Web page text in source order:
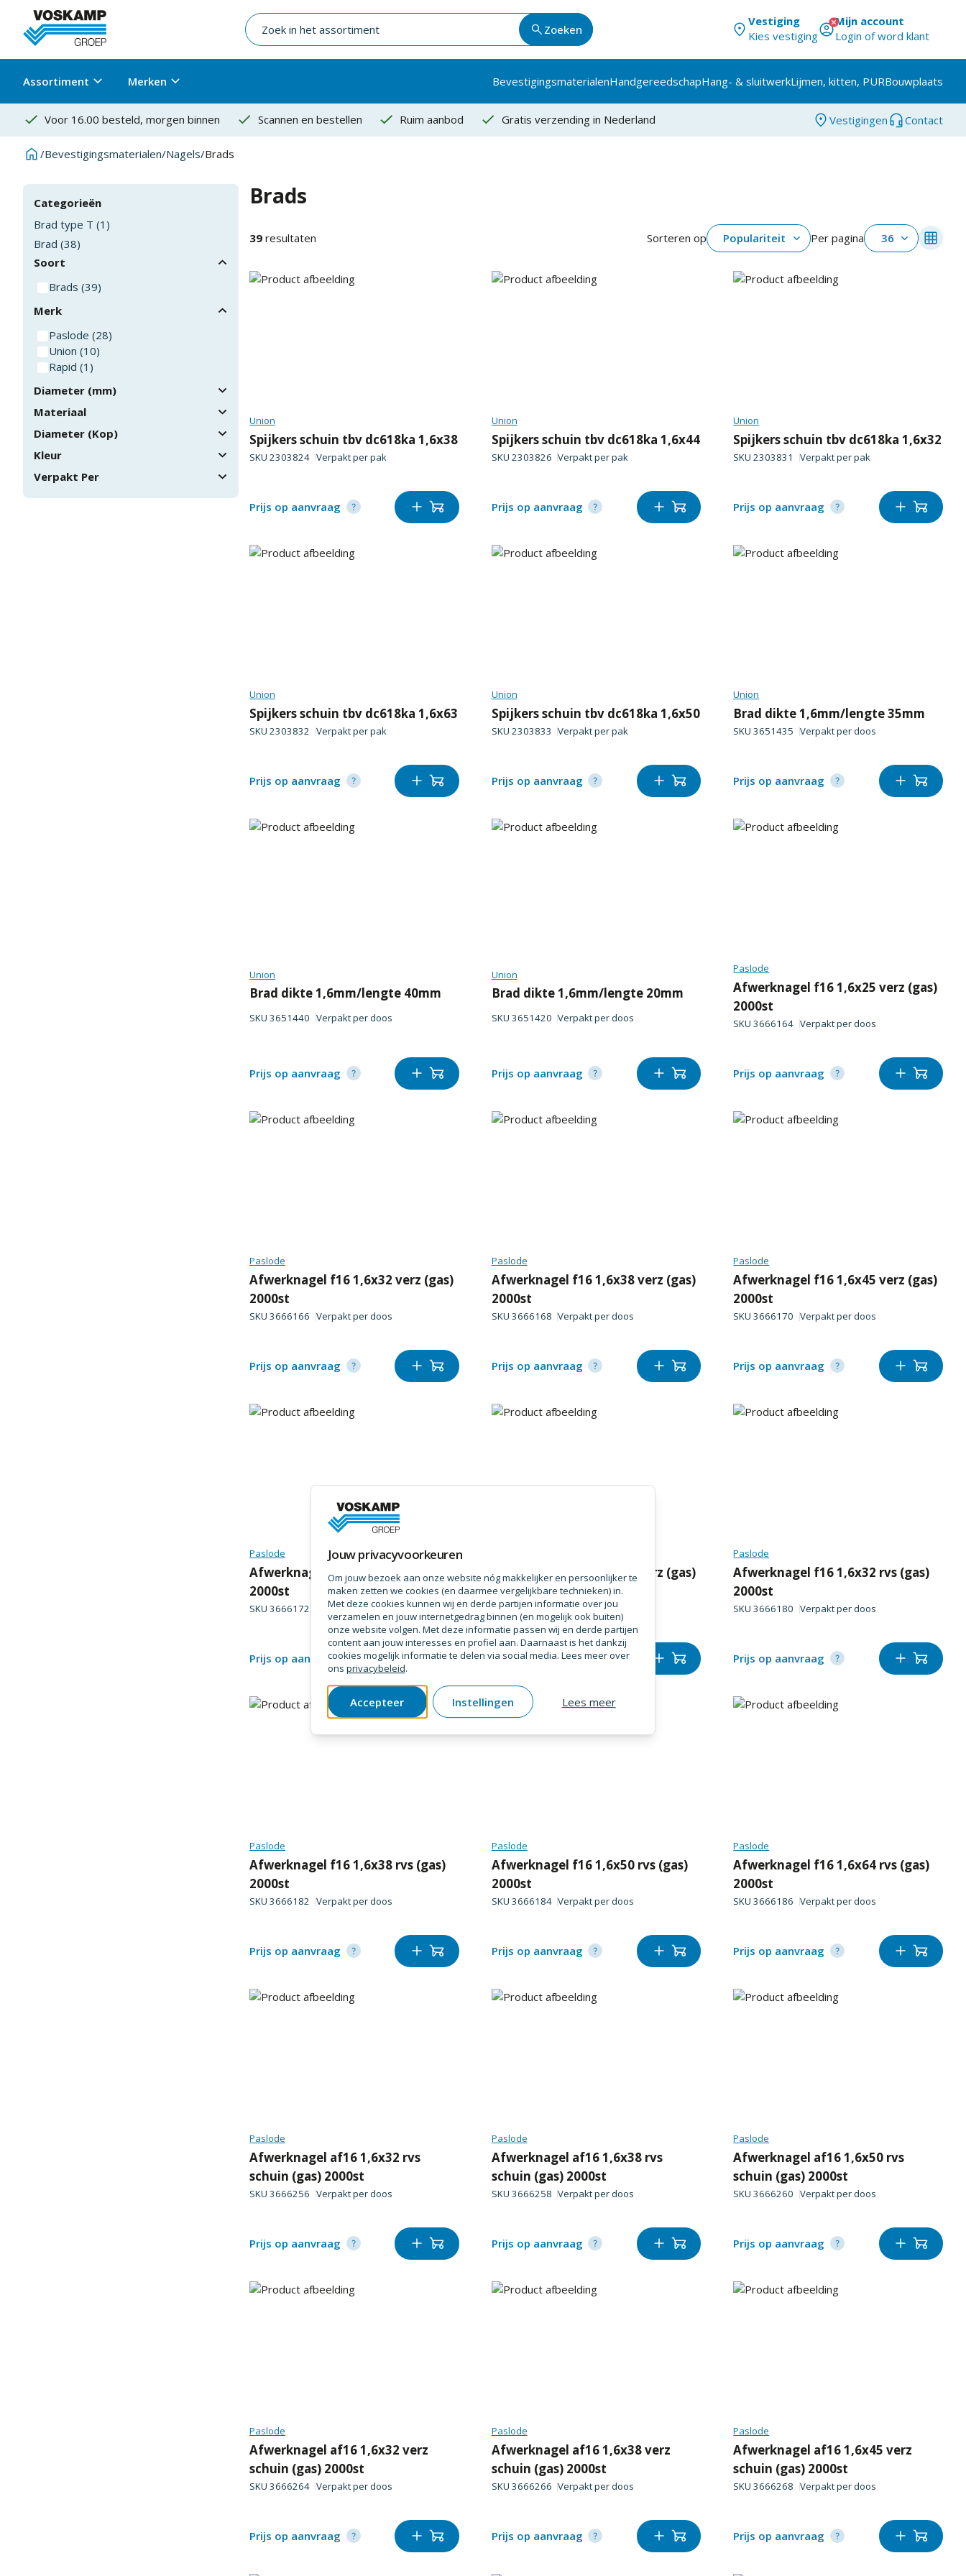
Zoeken
Vestiging
Kies vestiging
Mijn account
Login of word klant
Assortiment Merken BevestigingsmaterialenHandgereedschapHang- & sluitwerkLijmen, kitten, PURBouwplaats
Voor 16.00 besteld, morgen binnen Scannen en bestellen Ruim aanbod Gratis verzending in Nederland Vestigingen Contact
/Bevestigingsmaterialen/Nagels/Brads
Categorieën
Brad type T (1 )
Brad (38)
Soort
Brads (39)
Merk
Paslode (28)
Union (10)
Rapid (1 )
Diameter (mm)
Materiaal
Diameter (Kop)
Kleur
Verpakt Per
Brads
39 resultaten Sorteren op Populariteit Per pagina 36
Union
Spijkers schuin tbv dc618ka 1,6x38
SKU 2303824 Verpakt perpak
Prijs op aanvraag
Union
Spijkers schuin tbv dc618ka 1,6x44
SKU 2303826 Verpakt perpak
Prijs op aanvraag
Union
Spijkers schuin tbv dc618ka 1,6x32
SKU2303831 Verpakt perpak
Prijs op aanvraag
Union
Spijkers schuin tbv dc618ka 1,6x63
SKU 2303832 Verpakt perpak
Prijs op aanvraag
Union
Spijkers schuin tbv dc618ka 1,6x50
SKU 2303833 Verpakt perpak
Prijs op aanvraag
Union
Brad dikte 1,6mm/lengte 35mm
SKU3651435 Verpakt perdoos
Prijs op aanvraag
Union
Brad dikte 1,6mm/lengte 40mm
SKU 3651440 Verpakt perdoos
Prijs op aanvraag
Union
Brad dikte 1,6mm/lengte 20mm
SKU 3651420 Verpakt perdoos
Prijs op aanvraag
Paslode
Afwerknagel f16 1,6x25 verz (gas)
2000st
SKU3666164 Verpakt perdoos
Prijs op aanvraag
Paslode
Afwerknagel f16 1,6x32 verz (gas)
2000st
SKU 3666166 Verpakt perdoos
Prijs op aanvraag
Paslode
Afwerknagel f16 1,6x38 verz (gas)
2000st
SKU 3666168 Verpakt perdoos
Prijs op aanvraag
Paslode
Afwerknagel f16 1,6x45 verz (gas)
2000st
SKU3666170 Verpakt perdoos
Prijs op aanvraag
Paslode
Afwerknagel f16 1,6x50 verz (gas)
2000st
SKU 3666172 Verpakt per doos
Prijs op aanvraag
Afwerknagel f16 1,6x63 verz (gas)
2000st
SKU3666176 Verpakt perdoos
Prijs op aanvraag
Paslode
Afwerknagel f16 1,6x32 rvs (gas)
2000st
SKU3666180 Verpakt perdoos
Prijs op aanvraag
Paslode
Afwerknagel f16 1,6x38 rvs (gas)
2000st
SKU 3666182 Verpakt perdoos
Prijs op aanvraag
Paslode
Afwerknagel f16 1,6x50 rvs (gas)
2000st
SKU 3666184 Verpakt perdoos
Prijs op aanvraag
Paslode
Afwerknagel f16 1,6x64 rvs (gas)
2000st
SKU3666186 Verpakt perdoos
Prijs op aanvraag
Paslode
Afwerknagel af16 1,6x32 rvs
schuin (gas) 2000st
SKU 3666256 Verpakt perdoos
Prijs op aanvraag
Paslode
Afwerknagel af16 1,6x38 rvs
schuin (gas) 2000st
SKU 3666258 Verpakt perdoos
Prijs op aanvraag
Paslode
Afwerknagel af16 1,6x50 rvs
schuin (gas) 2000st
SKU3666260 Verpakt perdoos
Prijs op aanvraag
Paslode
Afwerknagel af16 1,6x32 verz
schuin (gas) 2000st
SKU 3666264 Verpakt perdoos
Prijs op aanvraag
Paslode
Afwerknagel af16 1,6x38 verz
schuin (gas) 2000st
SKU 3666266 Verpakt perdoos
Prijs op aanvraag
Paslode
Afwerknagel af16 1,6x45 verz
schuin (gas) 2000st
SKU3666268 Verpakt perdoos
Prijs op aanvraag
Jouw privacyvoorkeuren
Om jouw bezoek aan onze website nóg makkelijker en persoonlijker te
maken zetten we cookies (en daarmee vergelijkbare technieken) in.
Met deze cookies kunnen wij en derde partijen informatie over jou
verzamelen en jouw internetgedrag binnen (en mogelijk ook buiten)
onze website volgen. Met deze informatie passen wij en derde partijen
content aan jouw interesses en profiel aan. Daarnaast is het dankzij
cookies mogelijk informatie te delen via social media. Lees meer over
ons privacybeleid.
Accepteer Instellingen Lees meer